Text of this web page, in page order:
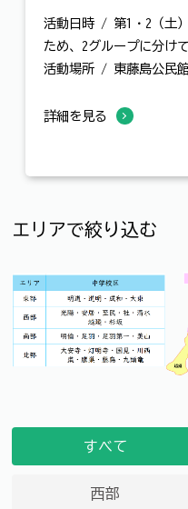
活動日時 / 第1・2（土
ため、2グループに分け
活動場所 / 東藤島公民
詳細を見る
エリアで絞り込む
すべて
西部